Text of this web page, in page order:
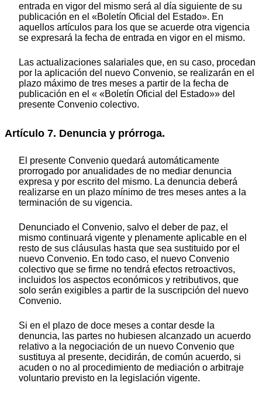
entrada en vigor del mismo será al día siguiente de su
publicación en el «Boletín Oficial del Estado». En
aquellos artículos para los que se acuerde otra vigencia
se expresará la fecha de entrada en vigor en el mismo.
Las actualizaciones salariales que, en su caso, procedan
por la aplicación del nuevo Convenio, se realizarán en el
plazo máximo de tres meses a partir de la fecha de
publicación en el « «Boletín Oficial del Estado»» del
presente Convenio colectivo.
Artículo 7. Denuncia y prórroga.
El presente Convenio quedará automáticamente
prorrogado por anualidades de no mediar denuncia
expresa y por escrito del mismo. La denuncia deberá
realizarse en un plazo mínimo de tres meses antes a la
terminación de su vigencia.
Denunciado el Convenio, salvo el deber de paz, el
mismo continuará vigente y plenamente aplicable en el
resto de sus cláusulas hasta que sea sustituido por el
nuevo Convenio. En todo caso, el nuevo Convenio
colectivo que se firme no tendrá efectos retroactivos,
incluidos los aspectos económicos y retributivos, que
solo serán exigibles a partir de la suscripción del nuevo
Convenio.
Si en el plazo de doce meses a contar desde la
denuncia, las partes no hubiesen alcanzado un acuerdo
relativo a la negociación de un nuevo Convenio que
sustituya al presente, decidirán, de común acuerdo, si
acuden o no al procedimiento de mediación o arbitraje
voluntario previsto en la legislación vigente.